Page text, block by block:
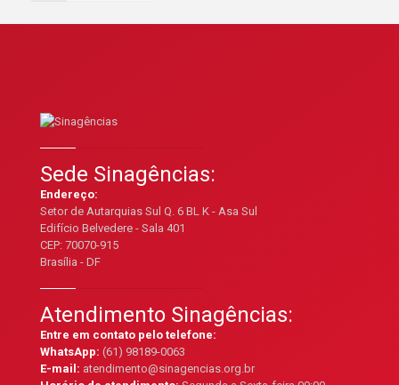
Sede Sinagências:
Endereço:
Setor de Autarquias Sul Q. 6 BL K - Asa Sul
Edifício Belvedere - Sala 401
CEP: 70070-915
Brasília - DF
Atendimento Sinagências:
Entre em contato pelo telefone:
WhatsApp: (61) 98189-0063
E-mail: atendimento@sinagencias.org.br